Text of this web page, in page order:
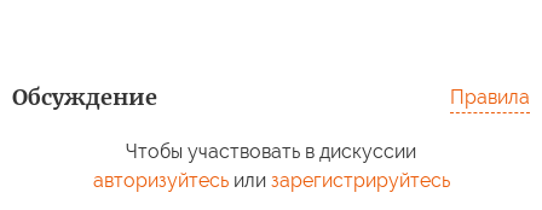
Обсуждение Правила
Чтобы участвовать в дискуссии
авторизуйтесьили зарегистрируйтесь